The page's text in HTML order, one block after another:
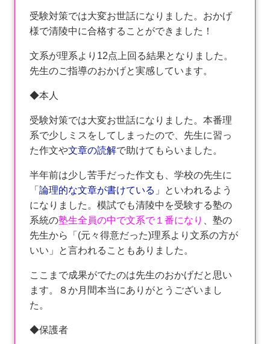
受験対策では大変お世話になりました。おかげ
様で清陵中に合格することができました！
文系が理系より12点上回る結果となりました。
先生のご指導のおかげと実感しています。
◆本人
受験対策では大変お世話になりました。本番理
系で少しミスをしてしまったので、先生に習っ
た作文や文章の読解で助けてもらいました。
半年前は少し苦手だった作文も、学校の先生に
「 論理的な文章が書けている 」といわれるよう
になりました。模試でも清陵中を受験する塾の
系統の塾生全員の中で文系で１番になり
、塾の
先生から「(元々得意だった)理系より文系の方が
いい」と言われることもありました。
ここまで成果がでたのは先生のおかげだと思い
ます。８か月間本当にありがとうございまし
た。
◆保護者